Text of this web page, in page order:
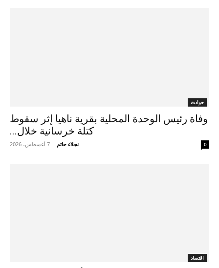
حوادث
وفاة رئيس الوحدة المحلية بقرية ناهيا إثر سقوط
كتلة خرسانية خلال...
نجلاء حاتم - 7 أغسطس، 2026 0
اقتصاد